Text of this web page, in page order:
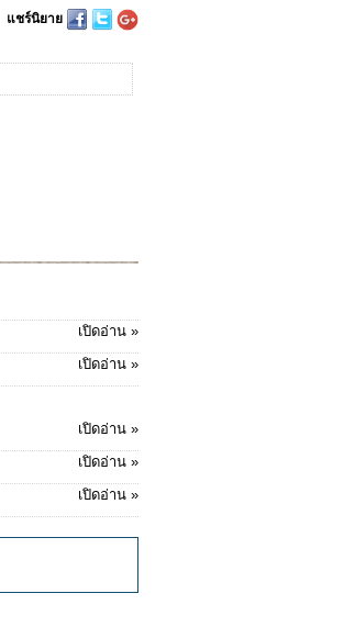
แชร์นิยาย
เปิดอ่าน »
เปิดอ่าน »
เปิดอ่าน »
เปิดอ่าน »
เปิดอ่าน »